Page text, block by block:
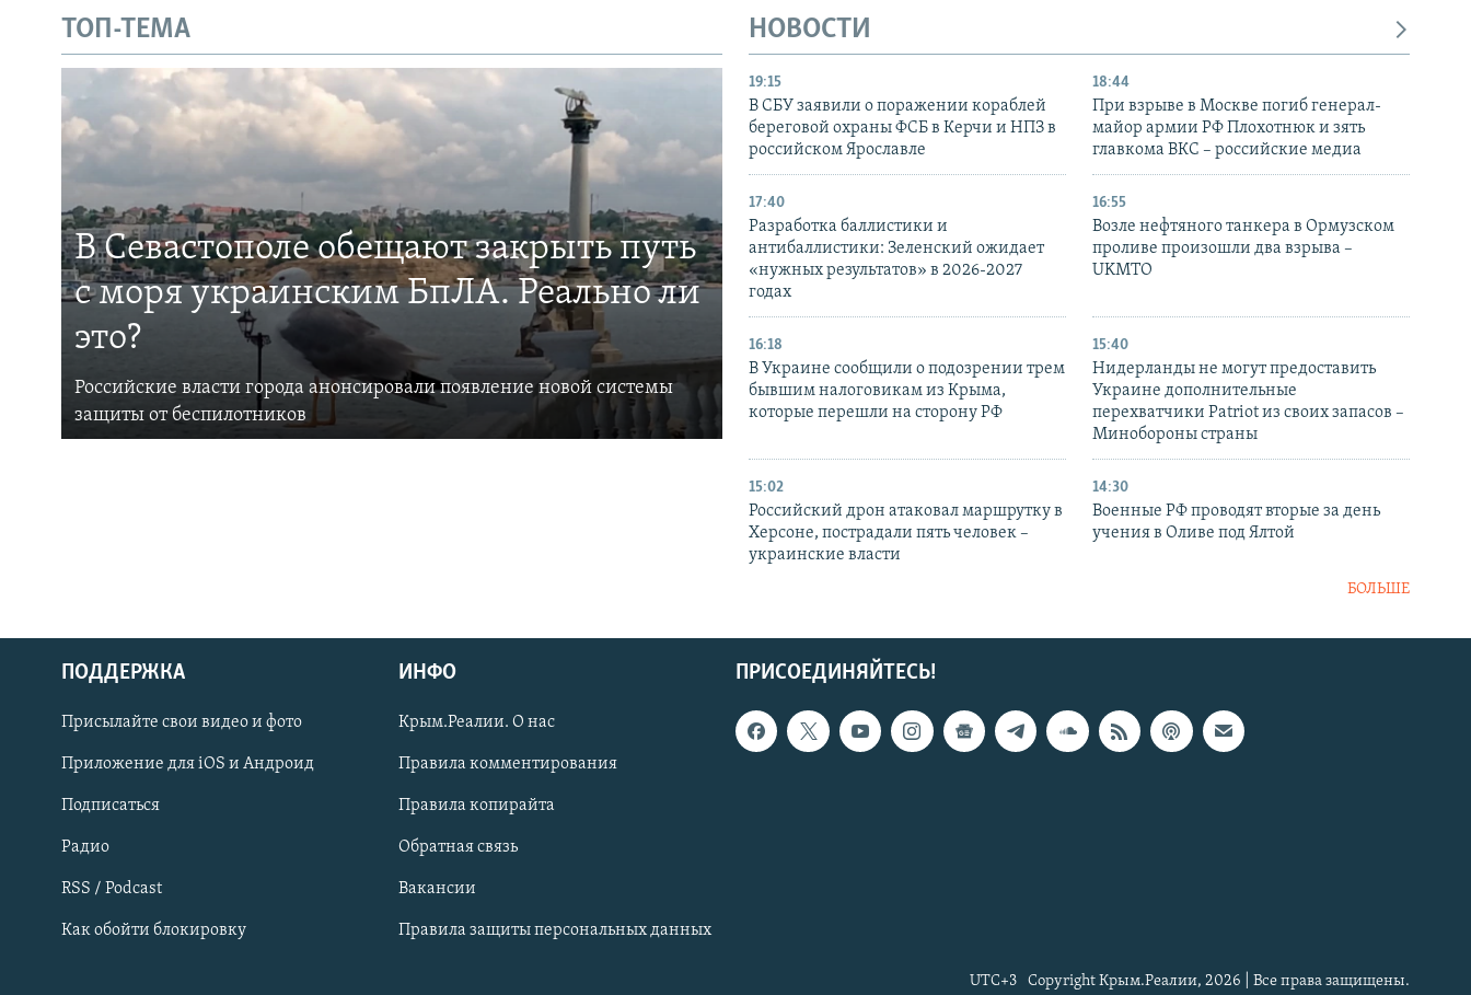
Українською
Qırımtatar
ПРИСОЕДИНЯЙТЕСЬ!
ТОП-ТЕМА
В Севастополе обещают закрыть путь
с моря украинским БпЛА. Реально ли
это?
Российские власти города анонсировали появление новой системы
защиты от беспилотников
НОВОСТИ
19:15
В СБУ заявили о поражении кораблей
береговой охраны ФСБ в Керчи и НПЗ в
российском Ярославле
18:44
При взрыве в Москве погиб генерал-
майор армии РФ Плохотнюк и зять
главкома ВКС – российские медиа
17:40
Разработка баллистики и
антибаллистики: Зеленский ожидает
«нужных результатов» в 2026-2027
годах
16:55
Возле нефтяного танкера в Ормузском
проливе произошли два взрыва –
UKMTO
16:18
В Украине сообщили о подозрении трем
бывшим налоговикам из Крыма,
которые перешли на сторону РФ
15:40
Нидерланды не могут предоставить
Украине дополнительные
перехватчики Patriot из своих запасов –
Минобороны страны
15:02
Российский дрон атаковал маршрутку в
Херсоне, пострадали пять человек –
украинские власти
14:30
Военные РФ проводят вторые за день
учения в Оливе под Ялтой
БОЛЬШЕ
ПРИСОЕДИНЯЙТЕСЬ!
ПОДДЕРЖКА
Присылайте свои видео и фото
Приложение для iOS и Андроид
Подписаться
Радио
RSS / Podcast
Как обойти блокировку
ИНФО
Крым.Реалии. О нас
Правила комментирования
Правила копирайта
Обратная связь
Вакансии
Правила защиты персональных данных
Copyright Крым.Реалии, 2026 | Все права защищены.
UTC+3